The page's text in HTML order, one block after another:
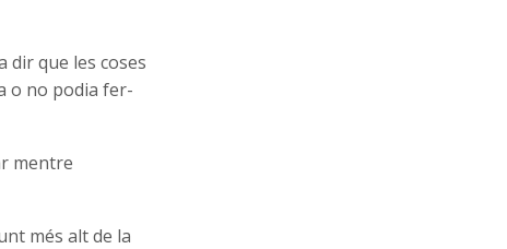
dir que les coses
o no podia fer-
mentre
més alt de la